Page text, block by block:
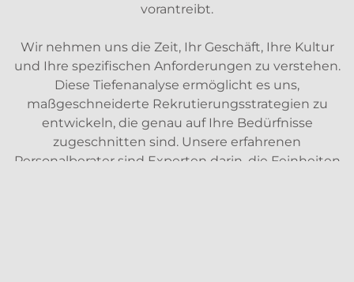
vorantreibt.
Wir nehmen uns die Zeit, Ihr Geschäft, Ihre Kultur
und Ihre spezifischen Anforderungen zu verstehen.
Diese Tiefenanalyse ermöglicht es uns,
maßgeschneiderte Rekrutierungsstrategien zu
entwickeln, die genau auf Ihre Bedürfnisse
zugeschnitten sind. Unsere erfahrenen
Personalberater sind Experten darin, die Feinheiten